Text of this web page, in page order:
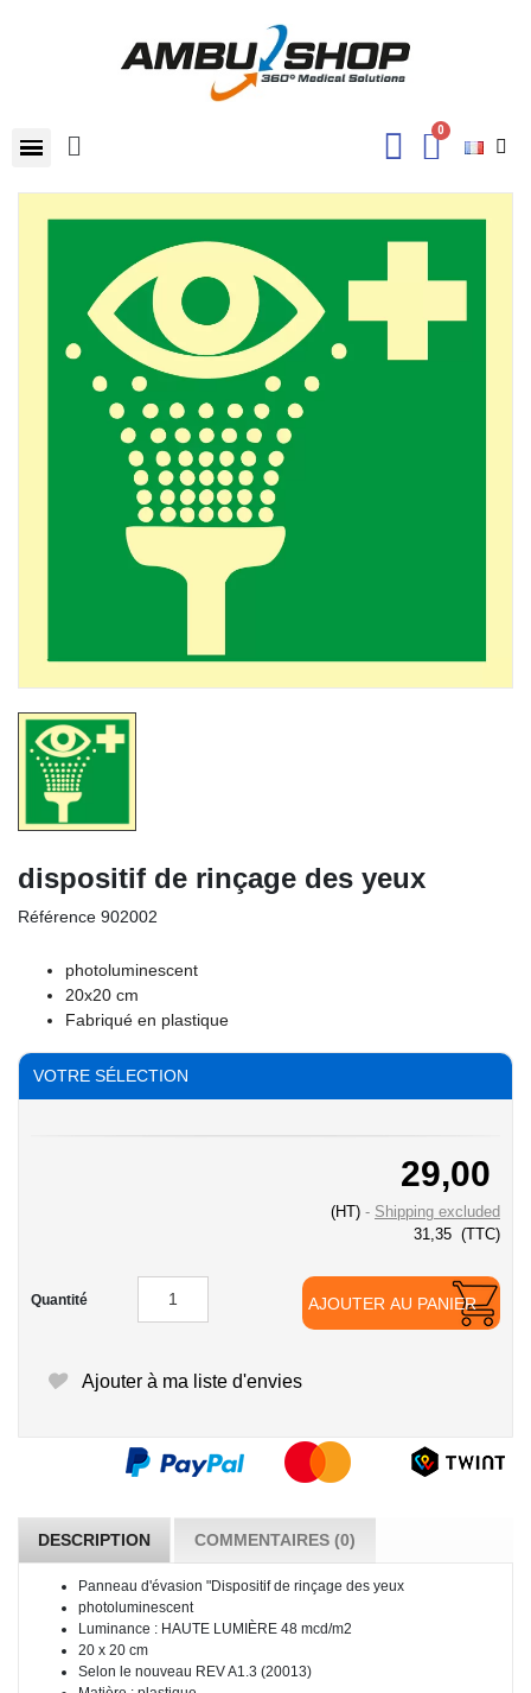
dispositif de rinçage des yeux
Référence 902002
photoluminescent
20x20 cm
Fabriqué en plastique
VOTRE SÉLECTION
29,00
(HT)
Shipping excluded
31,35 (TTC)
Quantité AJOUTER AU PANIER
Ajouter à ma liste d'envies
DESCRIPTION COMMENTAIRES (0)
Panneau d'évasion "Dispositif de rinçage des yeux
photoluminescent
Luminance : HAUTE LUMIÈRE 48 mcd/m2
20 x 20 cm
Selon le nouveau REV A1.3 (20013)